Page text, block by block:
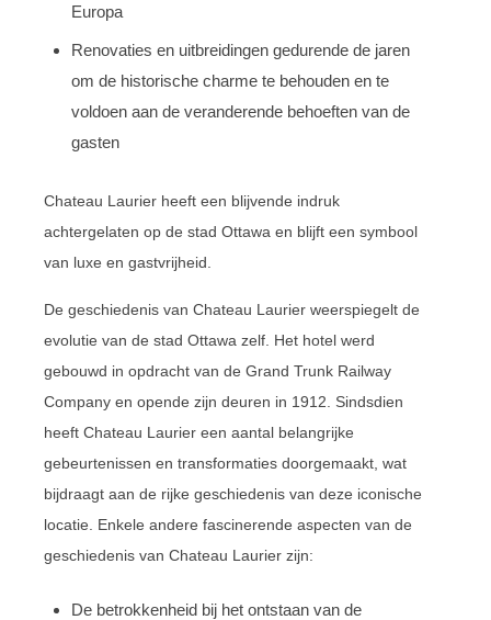
Europa
Renovaties en uitbreidingen gedurende de jaren
om de historische charme te behouden en te
voldoen aan de veranderende behoeften van de
gasten
Chateau Laurier heeft een blijvende indruk
achtergelaten op de stad Ottawa en blijft een symbool
van luxe en gastvrijheid.
De geschiedenis van Chateau Laurier weerspiegelt de
evolutie van de stad Ottawa zelf. Het hotel werd
gebouwd in opdracht van de Grand Trunk Railway
Company en opende zijn deuren in 1912. Sindsdien
heeft Chateau Laurier een aantal belangrijke
gebeurtenissen en transformaties doorgemaakt, wat
bijdraagt aan de rijke geschiedenis van deze iconische
locatie. Enkele andere fascinerende aspecten van de
geschiedenis van Chateau Laurier zijn:
De betrokkenheid bij het ontstaan van de